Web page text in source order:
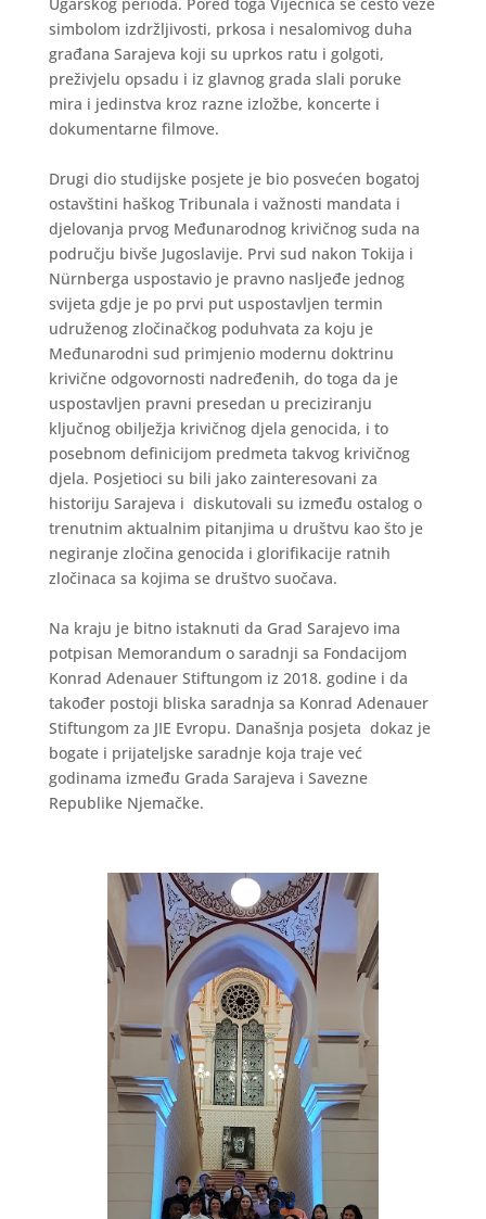
simbolom izdržljivosti, prkosa i nesalomivog duha
građana Sarajeva koji su uprkos ratu i golgoti,
preživjelu opsadu i iz glavnog grada slali poruke
mira i jedinstva kroz razne izložbe, koncerte i
dokumentarne filmove.
Drugi dio studijske posjete je bio posvećen bogatoj
ostavštini haškog Tribunala i važnosti mandata i
djelovanja prvog Međunarodnog krivičnog suda na
području bivše Jugoslavije. Prvi sud nakon Tokija i
Nürnberga uspostavio je pravno nasljeđe jednog
svijeta gdje je po prvi put uspostavljen termin
udruženog zločinačkog poduhvata za koju je
Međunarodni sud primjenio modernu doktrinu
krivične odgovornosti nadređenih, do toga da je
uspostavljen pravni presedan u preciziranju
ključnog obilježja krivičnog djela genocida, i to
posebnom definicijom predmeta takvog krivičnog
djela. Posjetioci su bili jako zainteresovani za
historiju Sarajeva i diskutovali su između ostalog o
trenutnim aktualnim pitanjima u društvu kao što je
negiranje zločina genocida i glorifikacije ratnih
zločinaca sa kojima se društvo suočava.
Na kraju je bitno istaknuti da Grad Sarajevo ima
potpisan Memorandum o saradnji sa Fondacijom
Konrad Adenauer Stiftungom iz 2018. godine i da
također postoji bliska saradnja sa Konrad Adenauer
Stiftungom za JIE Evropu. Današnja posjeta dokaz je
bogate i prijateljske saradnje koja traje već
godinama između Grada Sarajeva i Savezne
Republike Njemačke.